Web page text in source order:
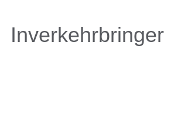
Inverkehrbringer